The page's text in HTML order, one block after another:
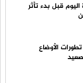
قبل بدء تأثر
الأوضاع